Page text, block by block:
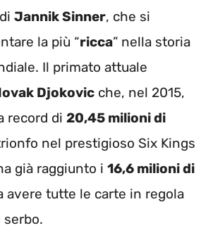
Jannik Sinner, che si
la più “ricca” nella storia
Il primato attuale
Djokovic che, nel 2015,
record di 20,45 milioni di
nel prestigioso Six Kings
già raggiunto i 16,6 milioni di
avere tutte le carte in regola
serbo.